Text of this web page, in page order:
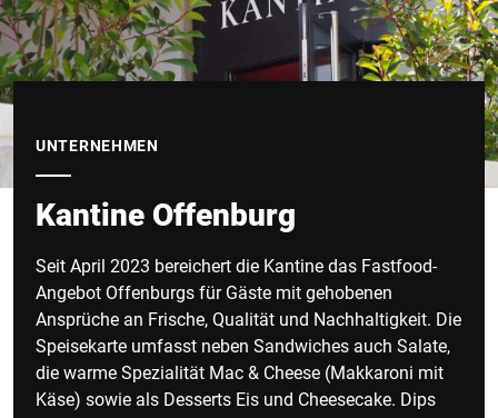
UNTERNEHMEN
Kantine Offenburg
Seit April 2023 bereichert die Kantine das Fastfood-
Angebot Offenburgs für Gäste mit gehobenen
Ansprüche an Frische, Qualität und Nachhaltigkeit. Die
Speisekarte umfasst neben Sandwiches auch Salate,
die warme Spezialität Mac & Cheese (Makkaroni mit
Käse) sowie als Desserts Eis und Cheesecake. Dips